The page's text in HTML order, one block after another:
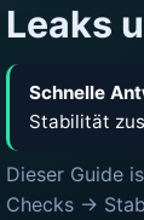
Leaks
Schnelle
Stabilität
Dieser Guide
Checks →